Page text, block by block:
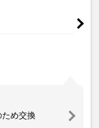
め交換